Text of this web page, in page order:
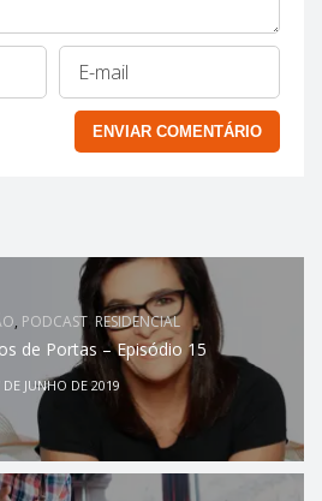
, PODCAST, RESIDENCIAL
de Portas – Episódio 15
DE JUNHO DE 2019